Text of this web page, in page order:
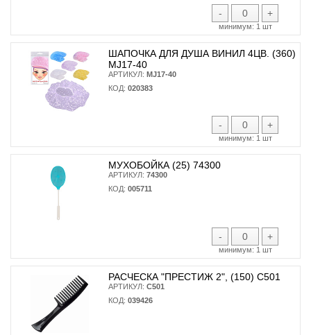
- +
минимум: 1 шт
ШАПОЧКА ДЛЯ ДУША ВИНИЛ 4ЦВ. (360)
MJ17-40
АРТИКУЛ: MJ17-40
КОД: 020383
- +
минимум: 1 шт
МУХОБОЙКА (25) 74300
АРТИКУЛ: 74300
КОД: 005711
- +
минимум: 1 шт
РАСЧЕСКА "ПРЕСТИЖ 2", (150) С501
АРТИКУЛ: С501
КОД: 039426